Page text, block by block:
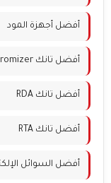
أفضل أجهزة المود
أفضل تانك Clearomizer
أفضل تانك RDA
أفضل تانك RTA
أفضل السوائل